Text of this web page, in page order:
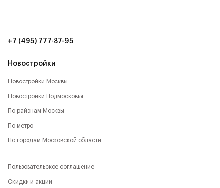
Новостройки
Новостройки Москвы
Новостройки Подмосковья
По районам Москвы
По метро
По городам Московской области
+7 (495) 777-87-95
Пользовательское соглашение
Скидки и акции